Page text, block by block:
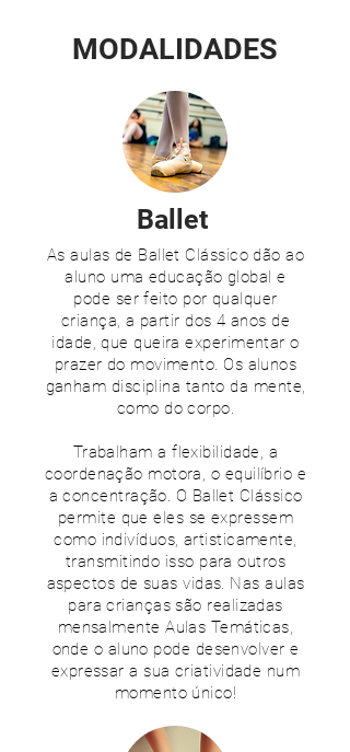
MODALIDADES
Ballet
As aulas de Ballet Clássico dão ao
aluno uma educação global e
pode ser feito por qualquer
criança, a partir dos 4 anos de
idade, que queira experimentar o
prazer do movimento. Os alunos
ganham disciplina tanto da mente,
como do corpo.
Trabalham a flexibilidade, a
coordenação motora, o equilíbrio e
a concentração. O Ballet Clássico
permite que eles se expressem
como indivíduos, artisticamente,
transmitindo isso para outros
aspectos de suas vidas. Nas aulas
para crianças são realizadas
mensalmente Aulas Temáticas,
onde o aluno pode desenvolver e
expressar a sua criatividade num
momento único!